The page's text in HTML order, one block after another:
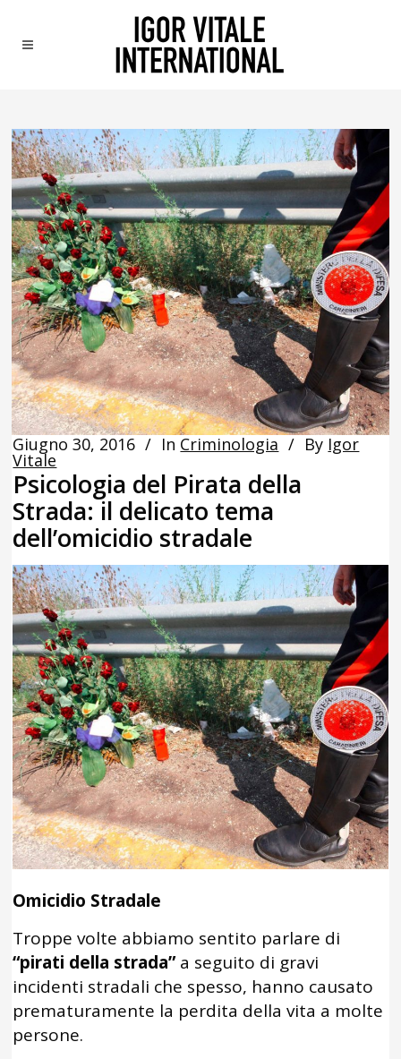
Giugno 30, 2016 In Criminologia By Igor
Vitale
Psicologia del Pirata della
Strada: il delicato tema
dell’omicidio stradale
Omicidio Stradale
Troppe volte abbiamo sentito parlare di
“pirati della strada”a seguito di gravi
incidenti stradali che spesso, hanno causato
prematuramente la perdita della vita a molte
persone.